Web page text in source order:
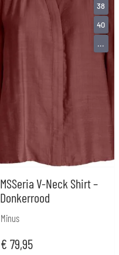
MSSeria V-Neck Shirt –
Donkerrood
Minus
€ 79,95
38
40
...